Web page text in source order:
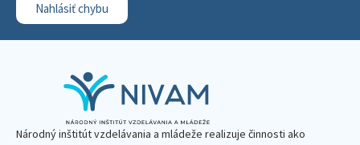
Nahlásiť chybu
Národný inštitút vzdelávania a mládeže realizuje činnosti ako